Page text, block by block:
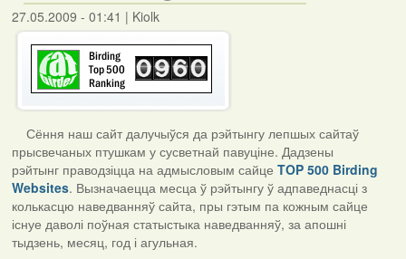
27.05.2009 - 01:41 | Kiolk
Сёння наш сайт далучыўся да рэйтынгу лепшых сайтаў
прысвечаных птушкам у сусветнай павуціне. Дадзены
рэйтынг праводзіцца на адмысловым сайце TOP 500 Birding
Websites. Вызначаецца месца ў рэйтынгу ў адпаведнасці з
колькасцю наведванняў сайта, пры гэтым па кожным сайце
існуе даволі поўная статыстыка наведванняў, за апошні
тыдзень, месяц, год і агульная.